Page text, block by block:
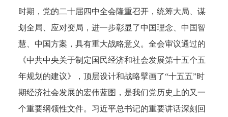
时期，党的二十届四中全会隆重召开，统筹大局、谋
划全局、应对变局，进一步彰显了中国理念、中国智
慧、中国方案，具有重大战略意义。全会审议通过的
《中共中央关于制定国民经济和社会发展第十五个五
年规划的建议》，顶层设计和战略擘画了“十五五”时
期经济社会发展的宏伟蓝图，是我们党历史上的又一
个重要纲领性文件。习近平总书记的重要讲话深刻回